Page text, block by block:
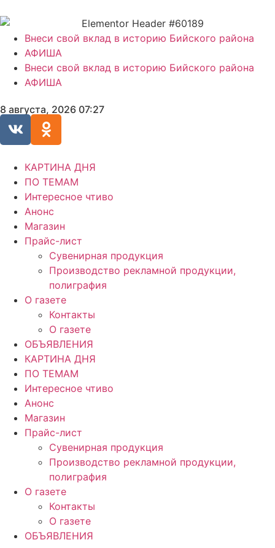
Внеси свой вклад в историю Бийского района
АФИША
Внеси свой вклад в историю Бийского района
АФИША
8 августа, 2026 07:27
КАРТИНА ДНЯ
ПО ТЕМАМ
Интересное чтиво
Анонс
Магазин
Прайс-лист
Сувенирная продукция
Производство рекламной продукции,
полиграфия
О газете
Контакты
О газете
ОБЪЯВЛЕНИЯ
КАРТИНА ДНЯ
ПО ТЕМАМ
Интересное чтиво
Анонс
Магазин
Прайс-лист
Сувенирная продукция
Производство рекламной продукции,
полиграфия
О газете
Контакты
О газете
ОБЪЯВЛЕНИЯ